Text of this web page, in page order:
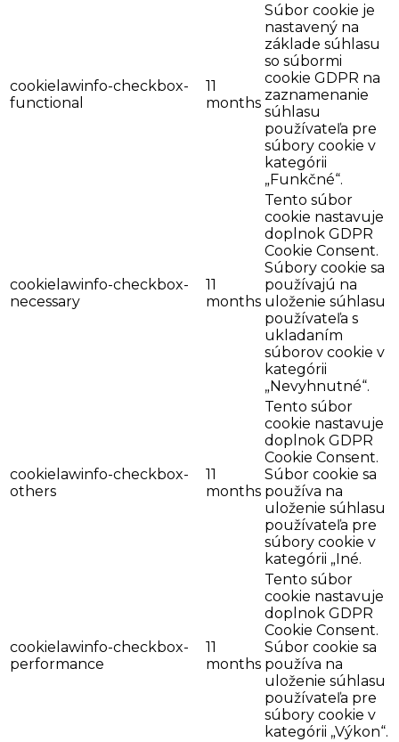
cookielawinfo-checkbox-
functional
11
months
Súbor cookie je
nastavený na
základe súhlasu
so súbormi
cookie GDPR na
zaznamenanie
súhlasu
používateľa pre
súbory cookie v
kategórii
„Funkčné“.
cookielawinfo-checkbox-
necessary
11
months
Tento súbor
cookie nastavuje
doplnok GDPR
Cookie Consent.
Súbory cookie sa
používajú na
uloženie súhlasu
používateľa s
ukladaním
súborov cookie v
kategórii
„Nevyhnutné“.
cookielawinfo-checkbox-
others
11
months
Tento súbor
cookie nastavuje
doplnok GDPR
Cookie Consent.
Súbor cookie sa
používa na
uloženie súhlasu
používateľa pre
súbory cookie v
kategórii „Iné.
cookielawinfo-checkbox-
performance
11
months
Tento súbor
cookie nastavuje
doplnok GDPR
Cookie Consent.
Súbor cookie sa
používa na
uloženie súhlasu
používateľa pre
súbory cookie v
kategórii „Výkon“.